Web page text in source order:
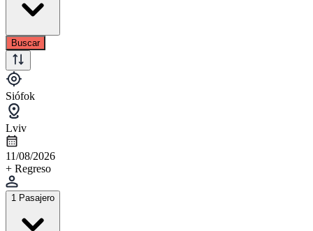
Buscar
Siófok
Lviv
11/08/2026
+ Regreso
1 Pasajero